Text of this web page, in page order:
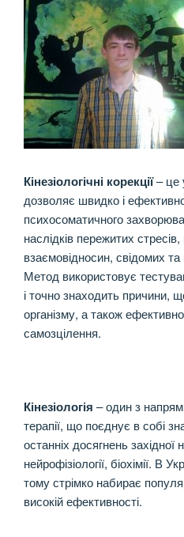
Кінезіологічні корекції– це
дозволяє швидко і
психосоматичного
наслідків пережитих
взаємовідносин, свідомих
Метод використовує
і точно знаходить причини,
організму, а також
самозцілення.
Кінезіологія – один з
терапії, що поєднує в собі
останніх досягнень західної
нейрофізіології, біохімії. В
тому стрімко набирає
високій ефективності.